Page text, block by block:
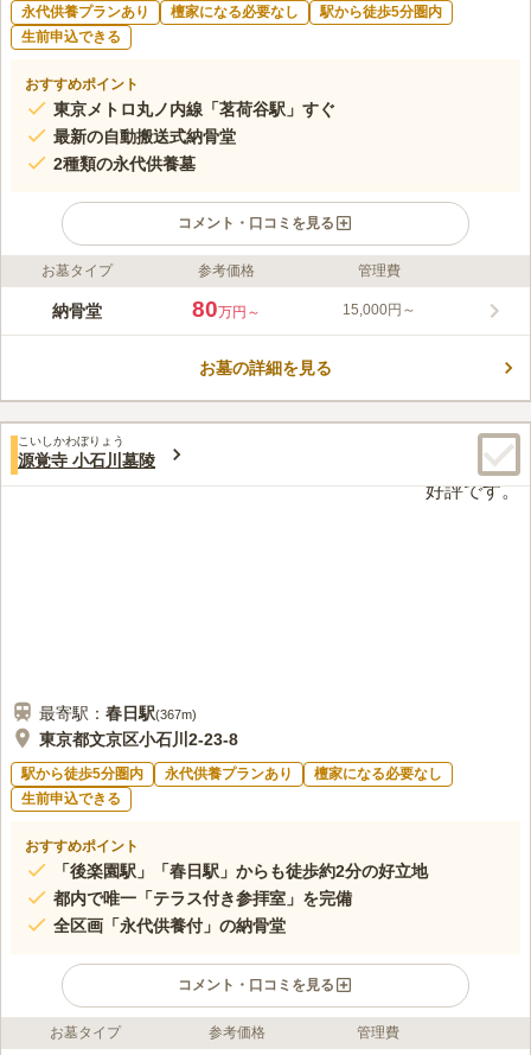
永代供養プランあり 檀家になる必要なし
駅から徒歩5分圏内
生前申込できる
おすすめポイント
東京メトロ丸ノ内線「茗荷谷駅」すぐ
最新の自動搬送式納骨堂
2種類の永代供養墓
コメント・口コミを見る
ライフドット編集部のコメント
アクセス抜群の立地にある最新設備の納骨堂です。お洒落な建物
館内の清掃や搬送機のメンテナンスのため毎月一回の休館日がご
口コミ評価
この霊園はまだ誰からも評価されていません。
お墓タイプ 参考価格 管理費
納骨堂 80万円～ 15,000円～
お墓の詳細を見る
こいしかわぼりょう
源覚寺 小石川墓陵
最寄駅： 春日駅(367m)
東京都文京区小石川2-23-8
駅から徒歩5分圏内 永代供養プランあり
檀家になる必要なし
生前申込できる
おすすめポイント
「後楽園駅」「春日駅」からも徒歩約2分の好立地
都内で唯一「テラス付き参拝室」を完備
全区画「永代供養付」の納骨堂
コメント・口コミを見る
ライフドット編集部のコメント
お墓タイプ 参考価格 管理費